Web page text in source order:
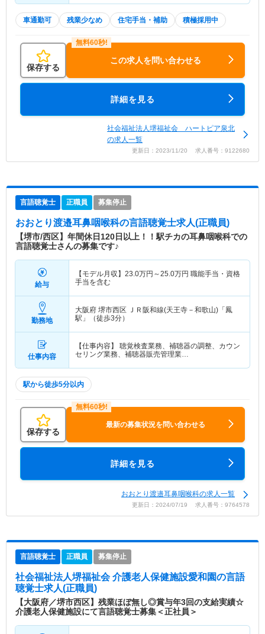
車通勤可 残業少なめ 住宅手当・補助 積極採用中
保存する
この求人を問い合わせる
詳細を見る
社会福祉法人堺福祉会 ハートピア泉北
の求人一覧
更新日：2023/11/20 求人番号：9122680
言語聴覚士 正職員 募集停止
おおとり渡邉耳鼻咽喉科の言語聴覚士求人(正職員)
【堺市/西区】年間休日120日以上！！駅チカの耳鼻咽喉科での
言語聴覚士さんの募集です♪
給与
【モデル月収】 23.0万円～25.0万円 職能手当・資格
手当を含む
勤務地
大阪府 堺市西区 ＪＲ阪和線(天王寺－和歌山)「鳳
駅」（徒歩3分）
仕事内容
【仕事内容】 聴覚検査業務、補聴器の調整、カウン
セリング業務、補聴器販売管理業…
駅から徒歩5分以内
保存する
最新の募集状況を問い合わせる
詳細を見る
おおとり渡邉耳鼻咽喉科の求人一覧
更新日：2024/07/19 求人番号：9764578
言語聴覚士 正職員 募集停止
社会福祉法人堺福祉会 介護老人保健施設愛和園の言語
聴覚士求人(正職員)
【大阪府／堺市西区】残業ほぼ無し◎賞与年3回の支給実績☆
介護老人保健施設にて言語聴覚士募集＜正社員＞